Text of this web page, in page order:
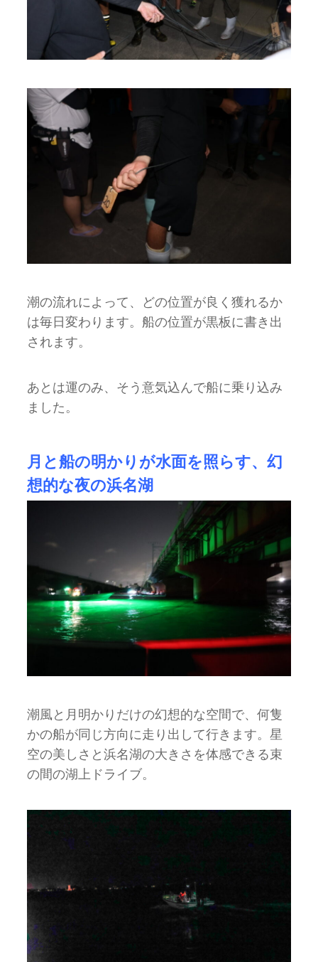
潮の流れによって、どの位置が良く獲れるか
は毎日変わります。船の位置が黒板に書き出
されます。
あとは運のみ、そう意気込んで船に乗り込み
ました。
月と船の明かりが水面を照らす、幻
想的な夜の浜名湖
潮風と月明かりだけの幻想的な空間で、何隻
かの船が同じ方向に走り出して行きます。星
空の美しさと浜名湖の大きさを体感できる束
の間の湖上ドライブ。